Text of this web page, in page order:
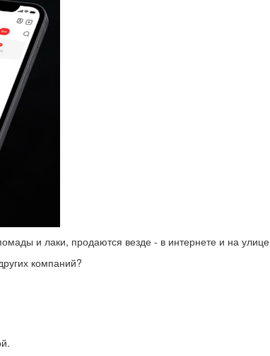
и лаки, продаются везде - в интернете и на
компаний?